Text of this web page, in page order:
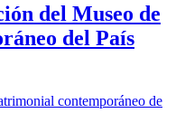
del Museo de
del País
contemporáneo de